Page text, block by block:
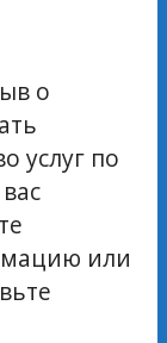
о
услуг по
или